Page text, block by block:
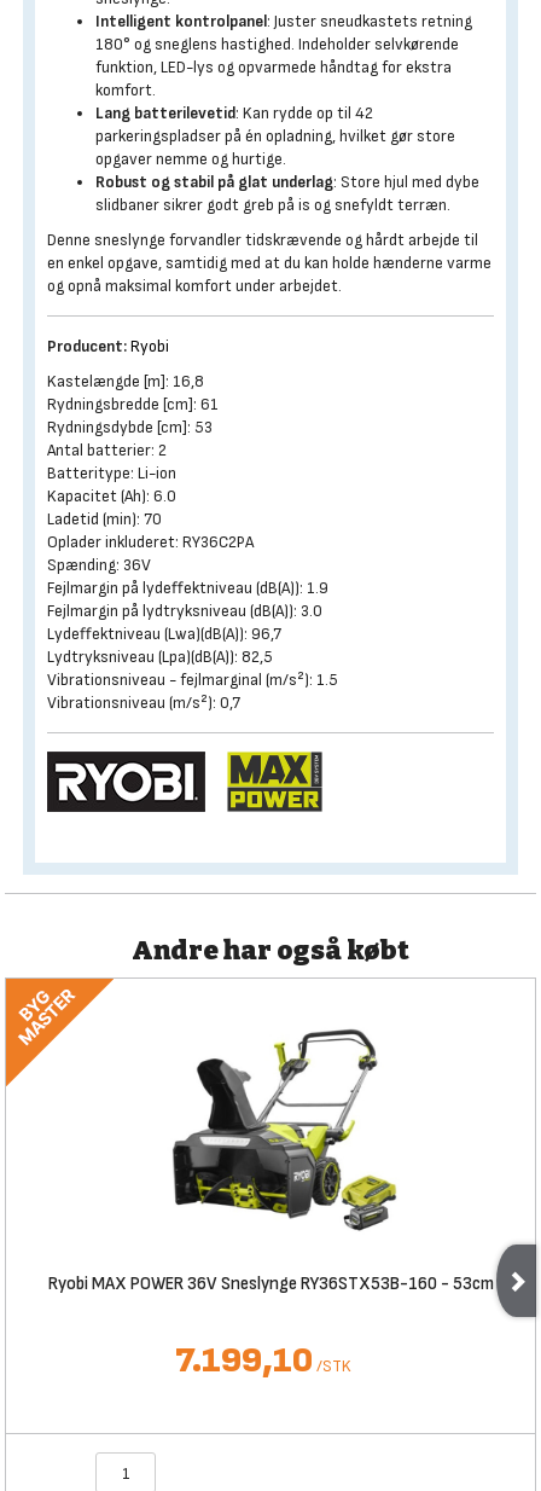
Intelligent kontrolpanel: Juster sneudkastets retning
180° og sneglens hastighed. Indeholder selvkørende
funktion, LED-lys og opvarmede håndtag for ekstra
komfort.
Lang batterilevetid: Kan rydde op til 42
parkeringspladser på én opladning, hvilket gør store
opgaver nemme og hurtige.
Robust og stabil på glat underlag: Store hjul med dybe
slidbaner sikrer godt greb på is og snefyldt terræn.
Denne sneslynge forvandler tidskrævende og hårdt arbejde til
en enkel opgave, samtidig med at du kan holde hænderne varme
og opnå maksimal komfort under arbejdet.
Producent:Ryobi
Kastelængde [m]: 16,8
Rydningsbredde [cm]: 61
Rydningsdybde [cm]: 53
Antal batterier: 2
Batteritype: Li-ion
Kapacitet (Ah): 6.0
Ladetid (min): 70
Oplader inkluderet: RY36C2PA
Spænding: 36V
Fejlmargin på lydeffektniveau (dB(A)): 1.9
Fejlmargin på lydtryksniveau (dB(A)): 3.0
Lydeffektniveau (Lwa)(dB(A)): 96,7
Lydtryksniveau (Lpa)(dB(A)): 82,5
Vibrationsniveau - fejlmarginal (m/s²): 1.5
Vibrationsniveau (m/s²): 0,7
Andre har også købt
Ryobi MAX POWER 36V Sneslynge RY36STX53B-160 - 53cm
7.199,10 /STK